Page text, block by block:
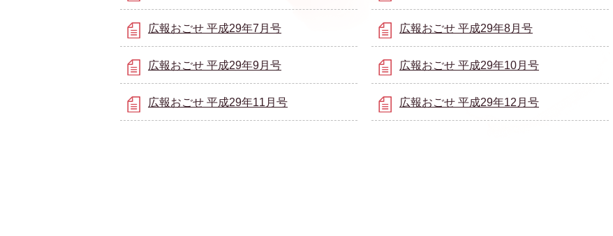
広報おごせ 平成29年7月号 広報おごせ 平成29年8月号
広報おごせ 平成29年9月号 広報おごせ 平成29年10月号
広報おごせ 平成29年11月号 広報おごせ 平成29年12月号